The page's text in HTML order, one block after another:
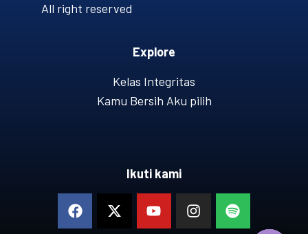
All right reserved
Explore
Kelas Integritas
Kamu Bersih Aku pilih
Ikuti kami